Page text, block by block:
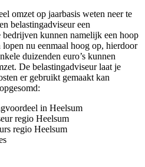
omzet op jaarbasis weten neer te
belastingadviseur een
kunnen namelijk een hoop
nu eenmaal hoog op, hierdoor
duizenden euro’s kunnen
De belastingadviseur laat je
er gebruikt gemaakt kan
in Heelsum
regio Heelsum
regio Heelsum